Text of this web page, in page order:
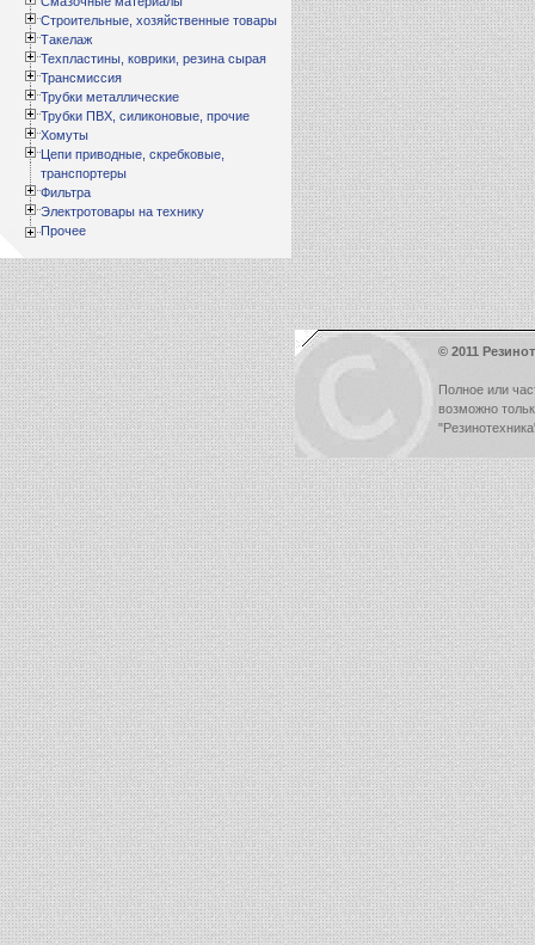
Строительные, хозяйственные товары
Такелаж
Техпластины, коврики, резина сырая
Трансмиссия
Трубки металлические
Трубки ПВХ, силиконовые, прочие
Хомуты
Цепи приводные, скребковые,
транспортеры
Фильтра
Электротовары на технику
Прочее
© 2011
Полное или
возможно